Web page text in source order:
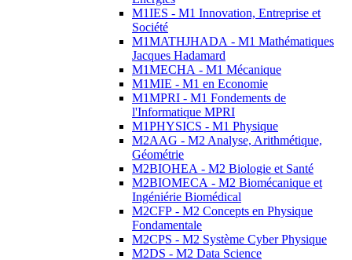
M1IES - M1 Innovation, Entreprise et
Société
M1MATHJHADA - M1 Mathématiques
Jacques Hadamard
M1MECHA - M1 Mécanique
M1MIE - M1 en Economie
M1MPRI - M1 Fondements de
l'Informatique MPRI
M1PHYSICS - M1 Physique
M2AAG - M2 Analyse, Arithmétique,
Géométrie
M2BIOHEA - M2 Biologie et Santé
M2BIOMECA - M2 Biomécanique et
Ingéniérie Biomédical
M2CFP - M2 Concepts en Physique
Fondamentale
M2CPS - M2 Système Cyber Physique
M2DS - M2 Data Science